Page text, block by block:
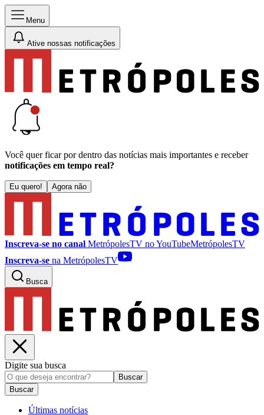
Menu
Ative nossas notificações
Você quer ficar por dentro das notícias mais importantes e receber
notificações em tempo real?
Eu quero! Agora não
Inscreva-se no canal MetrópolesTV noYouTubeMetrópolesTV
Inscreva-se na MetrópolesTV
Busca
Digite sua busca
Buscar
Buscar
Últimas notícias